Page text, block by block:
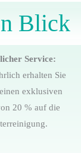
Blick
Service:
erhalten Sie
exklusiven
20 % auf die